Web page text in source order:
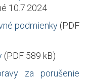
10.7.2024
podmienky(PDF
(PDF 589 kB)
za porušenie